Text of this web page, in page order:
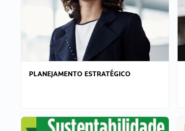
PLANEJAMENTO ESTRATÉGICO